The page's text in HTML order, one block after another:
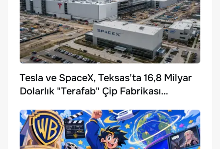
Tesla ve SpaceX, Teksas'ta 16,8 Milyar
Dolarlık "Terafab" Çip Fabrikası